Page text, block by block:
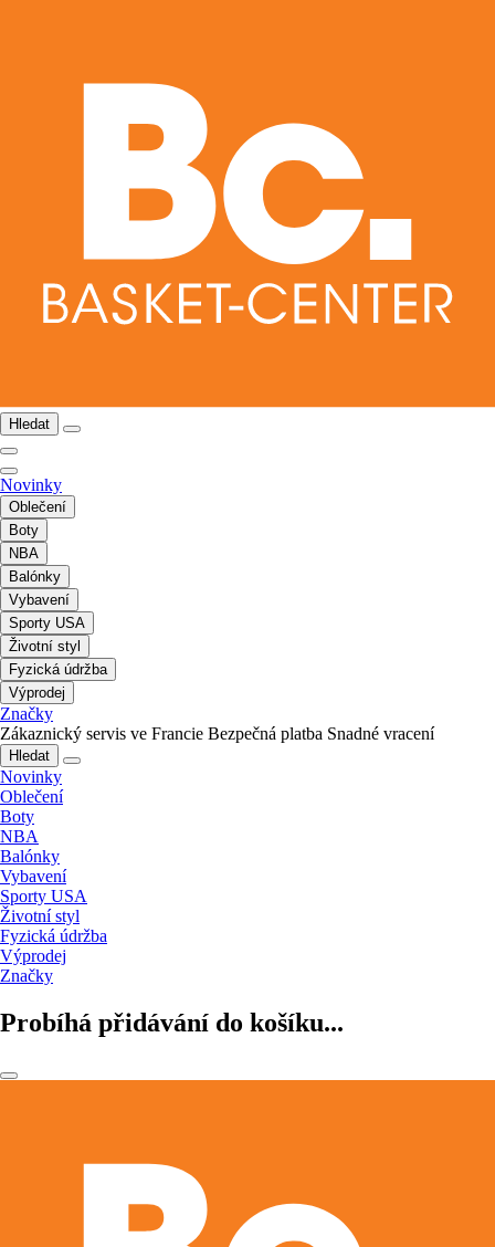
Hledat
Novinky
Oblečení
Boty
NBA
Balónky
Vybavení
Sporty USA
Životní styl
Fyzická údržba
Výprodej
Značky
Zákaznický servis ve Francie Bezpečná platba Snadné vracení
Hledat
Novinky
Oblečení
Boty
NBA
Balónky
Vybavení
Sporty USA
Životní styl
Fyzická údržba
Výprodej
Značky
Probíhá přidávání do košíku...